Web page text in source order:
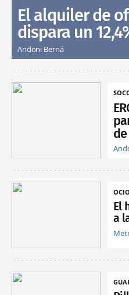
El alquiler de
dispara un
Andoni Berná
El
a